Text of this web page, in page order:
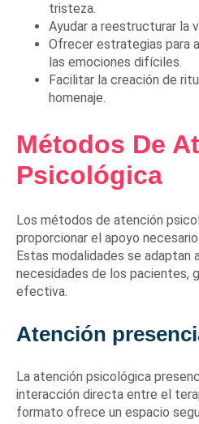
tristeza.
Ayudar a reestructurar la
Ofrecer estrategias para
las emociones difíciles.
Facilitar la creación de
homenaje.
Métodos De
Psicológica
Los métodos de atención
proporcionar el apoyo
Estas modalidades se adaptan
necesidades de los pacientes,
efectiva.
Atención
La atención psicológica
interacción directa entre el
formato ofrece un espacio